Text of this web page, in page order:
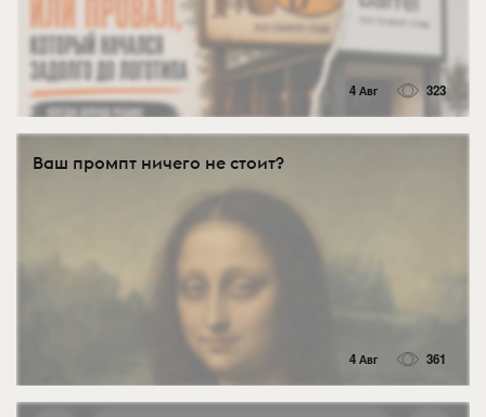
4 Авг 323
Ваш промпт ничего не стоит?
4 Авг 361